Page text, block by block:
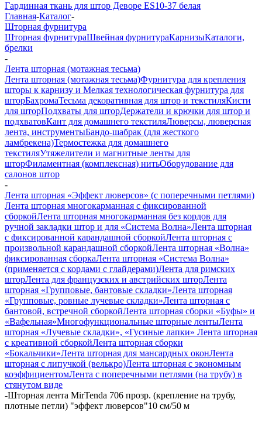
Гардинная ткань для штор Деворе ES10-37 белая
Главная-Каталог-
Шторная фурнитура
Шторная фурнитураШвейная фурнитураКарнизыКаталоги,
брелки
-
Лента шторная (мотажная тесьма)
Лента шторная (мотажная тесьма)Фурнитура для крепления
шторы к карнизу и Мелкая технологическая фурнитура для
шторБахромаТесьма декоративная для штор и текстиляКисти
для шторПодхваты для шторДержатели и крючки для штор и
подхватовКант для домашнего текстиляЛюверсы, люверсная
лента, инструментыБандо-шабрак (для жесткого
ламбрекена)Термостежка для домашнего
текстиляУтяжелители и магнитные ленты для
шторФиламентная (комплексная) нитьОборудование для
салонов штор
-
Лента шторная «Эффект люверсов» (с поперечными петлями)
Лента шторная многокарманная с фиксированной
сборкойЛента шторная многокарманная без кордов для
ручной закладки штор и для «Система Волна»Лента шторная
с фиксированной карандашной сборкойЛента шторная с
произвольной карандашной сборкойЛента шторная «Волна»
фиксированная сборкаЛента шторная «Система Волна»
(применяется с кордами с глайдерами)Лента для римских
шторЛента для французских и австрийских шторЛента
шторная «Групповые, бантовые складки»Лента шторная
«Групповые, ровные лучевые складки»Лента шторная с
бантовой, встречной сборкойЛента шторная сборки «Буфы» и
«Вафельная»Многофункциональные шторные лентыЛента
шторная «Лучевые складки», «Гусиные лапки» Лента шторная
с креативной сборкойЛента шторная сборки
«Бокальчики»Лента шторная для мансардных оконЛента
шторная с липучкой (велькро)Лента шторная с экономным
коэффициентомЛента с поперечными петлями (на трубу) в
стянутом виде
-Шторная лента MirTenda 706 прозр. (крепление на трубу,
плотные петли) "эффект люверсов"10 см/50 м